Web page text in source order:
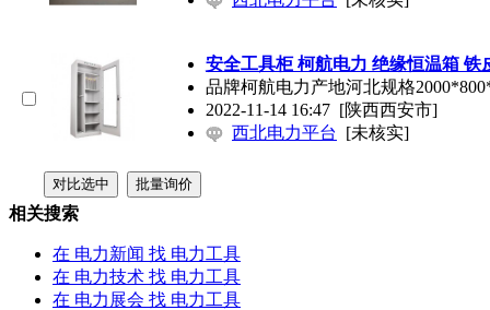
安全工具柜 柯航电力 绝缘恒温箱 铁
品牌柯航电力产地河北规格
2022-11-14 16:47 [陕西西安市]
西北电力平台
[未核实]
相关搜索
在 电力新闻 找 电力工具
在 电力技术 找 电力工具
在 电力展会 找 电力工具